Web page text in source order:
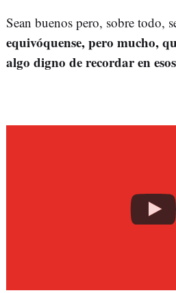
Sean buenos pero, sobre todo,
equivóquense, pero mucho,
algo digno de recordar en